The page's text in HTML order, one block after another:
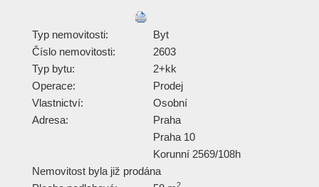
Typ nemovitosti:
Byt
Číslo nemovitosti:
2603
Typ bytu:
2+kk
Operace:
Prodej
Vlastnictví:
Osobní
Adresa:
Praha
Praha 10
Korunní 2569/108h
Nemovitost byla již prodána
2